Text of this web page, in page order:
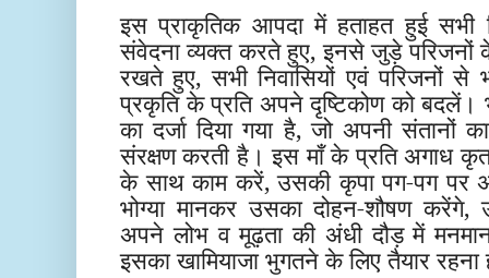
इस प्राकृतिक आपदा में हताहत हुई सभी
संवेदना व्यक्त करते हुए, इनसे जुड़े परिजनों के
रखते हुए, सभी निवासियों एवं परिजनों से
प्रकृति के प्रति अपने दृष्टिकोण को बदलें।
का दर्जा दिया गया है, जो अपनी
संरक्षण करती है। इस माँ के प्रति अगाध
के साथ काम करें, उसकी कृपा पग-पग पर
भोग्या मानकर उसका दोहन-शौषण करेंगे,
अपने लोभ व मूढ़ता की अंधी दौड़ में
इसका खामियाजा भुगतने के लिए तैयार रहना